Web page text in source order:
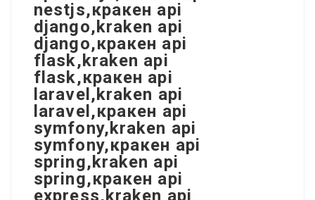
nestjs,кракен api
django,kraken api
django,кракен api
flask,kraken api
flask,кракен api
laravel,kraken api
laravel,кракен api
symfony,kraken api
symfony,кракен api
spring,kraken api
spring,кракен api
express,kraken api